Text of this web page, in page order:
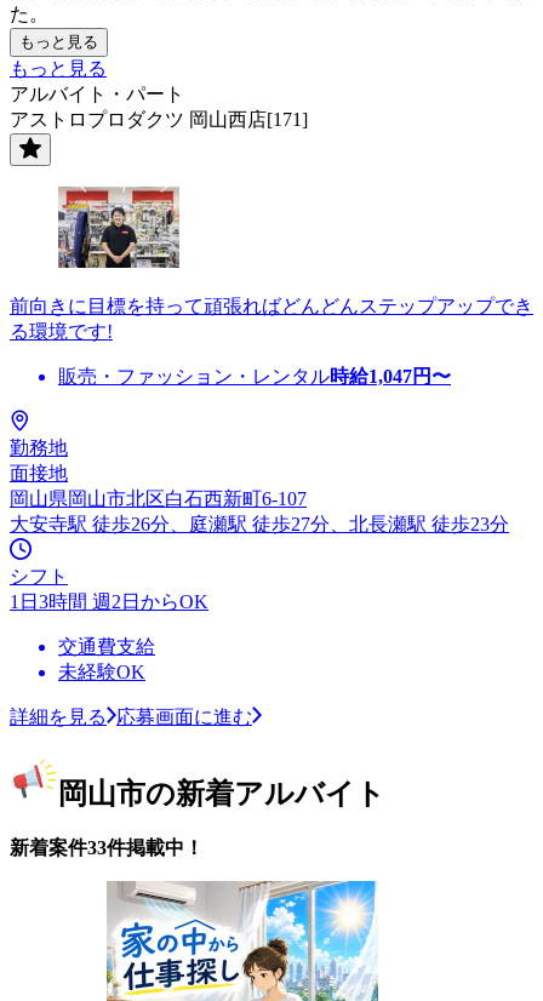
た。
もっと見る
もっと見る
アルバイト・パート
アストロプロダクツ 岡山西店[171]
前向きに目標を持って頑張ればどんどんステップアップでき
る環境です!
販売・ファッション・レンタル時給1,047円〜
勤務地
面接地
岡山県岡山市北区白石西新町6-107
大安寺駅 徒歩26分、庭瀬駅 徒歩27分、北長瀬駅 徒歩23分
シフト
1日3時間 週2日からOK
交通費支給
未経験OK
詳細を見る 応募画面に進む
岡山市の新着アルバイト
新着案件33件掲載中！